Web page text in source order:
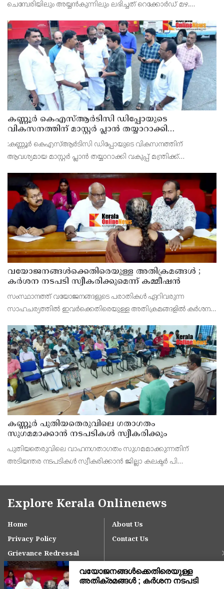
ചെമ്പേരിയിലും അയ്യൻകുന്നിലും ലഭിച്ചത് റെക്കോർഡ് മഴ.
മില്ലിമീറ്റർ മഴ ആ സമയം സംസ്ഥാനത്ത
കണ്ണൂർ കെഎസ്ആർടിസി ഡിപ്പോയുടെ
വികസനത്തിന് മാസ്റ്റർ പ്ലാൻ തയ്യാറാക്കി
സമർപ്പിക്കും : ടി ഒ മോഹനൻ എം എൽ എ
:കണ്ണൂർ കെഎസ്ആർടിസി ഡിപ്പോയുടെ വികസനത്തിന്
ആവശ്യമായ മാസ്റ്റർ പ്ലാൻ തയ്യാറാക്കി വകുപ്പ് മന്ത്രിക്ക്
ഡിപ്പോയ്ക്ക് നാല് ഏക്കറിൽ അധികം വരുന്ന സ്ഥലമുണ്ട്
വയോജനങ്ങൾക്കെതിരെയുള്ള അതിക്രമങ്ങൾ ;
കർശന നടപടി സ്വീകരിക്കുമെന്ന് കമ്മീഷൻ
സംസ്ഥാനത്ത് വയോജനങ്ങളുടെ പരാതികൾ ഏറിവരുന്ന
സാഹചര്യത്തിൽ ഇവർക്കെതിരെയുള്ള അതിക്രമങ്ങളിൽ കർശന
കെ. സോമപ്രസാദ്.
കണ്ണൂർ പുതിയതെരുവിലെ ഗതാഗതം
സുഗമമാക്കാന്‍ നടപടികള്‍ സ്വീകരിക്കും
പുതിയതെരുവിലെ വാഹനഗതാഗതം സുഗമമാക്കുന്നതിന്
അടിയന്തര നടപടികള്‍ സ്വീകരിക്കാന്‍ ജില്ലാ കലക്ടര്‍ പി
Explore Kerala Onlinenews
Home
About Us
Privacy Policy
Contact Us
Grievance Redressal